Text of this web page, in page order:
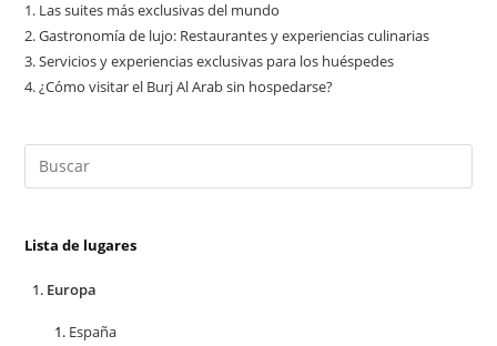
1. Las suites más exclusivas del mundo
2.Gastronomía de lujo: Restaurantes y experiencias culinarias
3.Servicios y experiencias exclusivas para los huéspedes
4.¿Cómo visitar el Burj Al Arab sin hospedarse?
Lista de lugares
Europa
España